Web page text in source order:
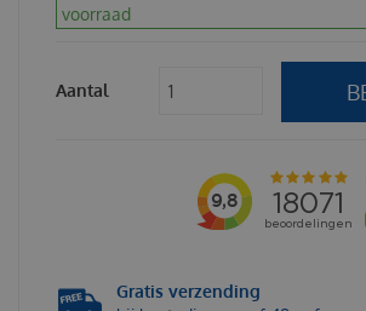
voorraad
Aantal
Gratis verzending